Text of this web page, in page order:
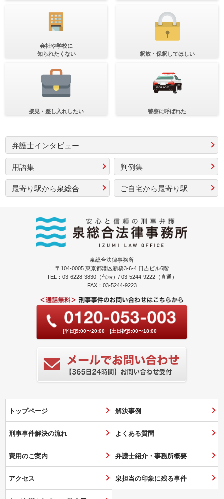
会社や学校に
知られたくない
釈放・保釈してほしい
接見・差し入れしたい 警察に呼ばれた
弁護士インタビュー
判例集
用語集
ご自宅から最寄り駅
最寄り駅から泉総合
泉総合法律事務所
〒104-0005 東京都港区新橋3-6-4 日吉ビル6階
TEL：03-6228-3830（代表）/ 03-5244-9222（直通）
FAX：03-5244-9223
[平日]9:00〜20:00 [土日祝]9:00〜18:00
トップページ 解決事例
刑事事件解決の流れ よくある質問
費用のご案内 弁護士紹介・事務所概要
アクセス 泉担当の印象に残る事件